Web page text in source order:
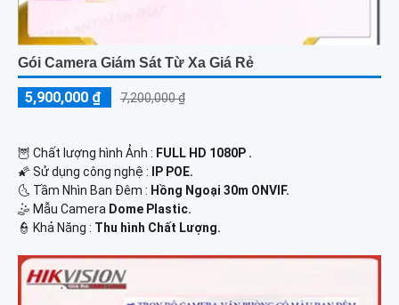
Gói Camera Giám Sát Từ Xa Giá Rẻ
5,900,000 ₫ 7,200,000 ₫
🦉 Chất lượng hình Ảnh : FULL HD 1080P .
🌠 Sử dụng công nghệ :
IP POE.
🌜 Tầm Nhìn Ban Đêm : Hồng Ngoại 30m ONVIF.
🤹 Mẫu Camera Dome Plastic.
️👮 Khả Năng : Thu hình Chất Lượng.